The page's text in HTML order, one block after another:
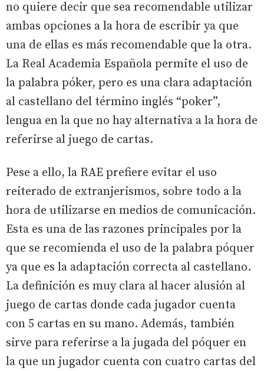
no quiere decir que sea recomendable utilizar
ambas opciones a la hora de escribir ya que
una de ellas es más recomendable que la otra.
La Real Academia Española permite el uso de
la palabra póker, pero es una clara adaptación
al castellano del término inglés “poker”,
lengua en la que no hay alternativa a la hora de
referirse al juego de cartas.
Pese a ello, la RAE prefiere evitar el uso
reiterado de extranjerismos, sobre todo a la
hora de utilizarse en medios de comunicación.
Esta es una de las razones principales por la
que se recomienda el uso de la palabra póquer
ya que es la adaptación correcta al castellano.
La definición es muy clara al hacer alusión al
juego de cartas donde cada jugador cuenta
con 5 cartas en su mano. Además, también
sirve para referirse a la jugada del póquer en
la que un jugador cuenta con cuatro cartas del